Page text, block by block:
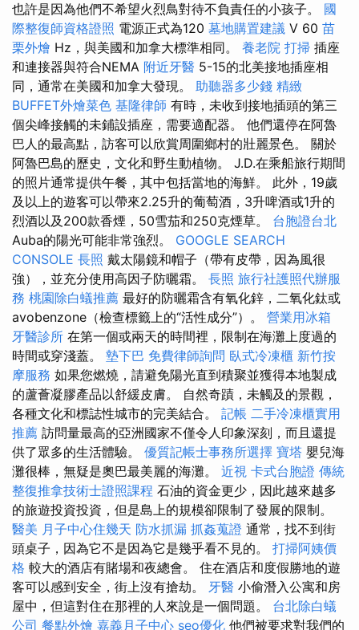
也許是因為他們不希望火烈鳥對待不負責任的小孩子。 國
際整復師資格證照 電源正式為120 墓地購置建議 V 60 苗
栗外燴 Hz，與美國和加拿大標準相同。 養老院 打掃 插座
和連接器與符合NEMA 附近牙醫 5-15的北美接地插座相
同，通常在美國和加拿大發現。 助聽器多少錢 精緻
BUFFET外燴菜色 基隆律師 有時，未收到接地插頭的第三
個尖峰接觸的未鋪設插座，需要適配器。 他們還停在阿魯
巴人的最高點，訪客可以欣賞周圍鄉村的壯麗景色。 關於
阿魯巴島的歷史，文化和野生動植物。 J.D.在乘船旅行期間
的照片通常提供午餐，其中包括當地的海鮮。 此外，19歲
及以上的遊客可以帶來2.25升的葡萄酒，3升啤酒或1升的
烈酒以及200款香煙，50雪茄和250克煙草。 台胞證台北
Auba的陽光可能非常強烈。 GOOGLE SEARCH
CONSOLE 長照 戴太陽鏡和帽子（帶有皮帶，因為風很
強），並充分使用高因子防曬霜。 長照 旅行社護照代辦服
務 桃園除白蟻推薦 最好的防曬霜含有氧化鋅，二氧化鈦或
avobenzone（檢查標籤上的“活性成分”）。 營業用冰箱
牙醫診所 在第一個或兩天的時間裡，限制在海灘上度過的
時間或穿淺蓋。 墊下巴 免費律師詢問 臥式冷凍櫃 新竹按
摩服務 如果您燃燒，請避免陽光直到積聚並獲得本地製成
的蘆薈凝膠產品以舒緩皮膚。 自然奇蹟，未觸及的景觀，
各種文化和標誌性城市的完美結合。 記帳 二手冷凍櫃實用
推薦 訪問量最高的亞洲國家不僅令人印象深刻，而且還提
供了眾多的生活體驗。 優質記帳士事務所選擇 寶塔 嬰兒海
灘很棒，無疑是奧巴最美麗的海灘。 近視 卡式台胞證 傳統
整復推拿技術士證照課程 石油的資金更少，因此越來越多
的旅遊投資投資，但是島上的規模卻限制了發展的限制。
醫美 月子中心住幾天 防水抓漏 抓姦蒐證 通常，找不到街
頭桌子，因為它不是因為它是幾乎看不見的。 打掃阿姨價
格 較大的酒店有賭場和夜總會。 住在酒店和度假勝地的遊
客可以感到安全，街上沒有搶劫。 牙醫 小偷潛入公寓和房
屋中，但這對住在那裡的人來說是一個問題。 台北除白蟻
公司 餐點外燴 嘉義月子中心 seo優化 他們被要求對我們的